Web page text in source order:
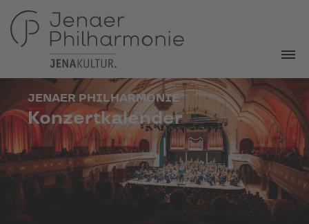
JENAER PHILHARMONIE
Konzertkalender